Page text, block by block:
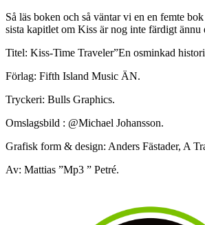
Så läs boken och så väntar vi en en femte
sista kapitlet om Kiss är nog inte färdigt ännu
Titel: Kiss-Time Traveler”En osminkad
Förlag: Fifth Island Music ÄN.
Tryckeri: Bulls Graphics.
Omslagsbild : @Michael Johansson.
Grafisk form & design: Anders Fästader, A
Av: Mattias ”Mp3 ” Petré.